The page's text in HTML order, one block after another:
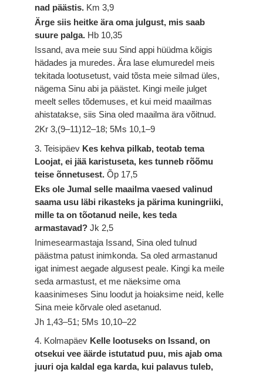
nad päästis. Km 3,9
Ärge siis heitke ära oma julgust, mis saab
suure palga. Hb 10,35
Issand, ava meie suu Sind appi hüüdma kõigis
hädades ja muredes. Ära lase elumuredel meis
tekitada lootusetust, vaid tõsta meie silmad üles,
nägema Sinu abi ja päästet. Kingi meile julget
meelt selles tõdemuses, et kui meid maailmas
ahistatakse, siis Sina oled maailma ära võitnud.
2Kr 3,(9–11)12–18; 5Ms 10,1–9
3. Teisipäev Kes kehva pilkab, teotab tema
Loojat, ei jää karistuseta, kes tunneb rõõmu
teise õnnetusest.Õp 17,5
Eks ole Jumal selle maailma vaesed valinud
saama usu läbi rikasteks ja pärima kuningriiki,
mille ta on tõotanud neile, kes teda
armastavad?Jk 2,5
Inimesearmastaja Issand, Sina oled tulnud
päästma patust inimkonda. Sa oled armastanud
igat inimest aegade algusest peale. Kingi ka meile
seda armastust, et me näeksime oma
kaasinimeses Sinu loodut ja hoiaksime neid, kelle
Sina meie kõrvale oled asetanud.
Jh 1,43–51; 5Ms 10,10–22
4. Kolmapäev Kelle lootuseks on Issand, on
otsekui vee äärde istutatud puu, mis ajab oma
juuri oja kaldal ega karda, kui palavus tuleb,